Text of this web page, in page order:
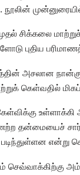
நூலின்
சிக்கலை
அசலான
கெள்வதில்
உள்ளாக்கி
படிந்துள்ளன